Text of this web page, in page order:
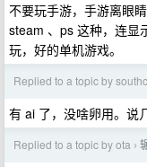
不要玩手游，手游离眼
steam 、ps 这种，连显
玩，好的单机游戏。
Replied to a topic by
有 ai 了，没啥卵用。说
Replied to a topic by ota ›